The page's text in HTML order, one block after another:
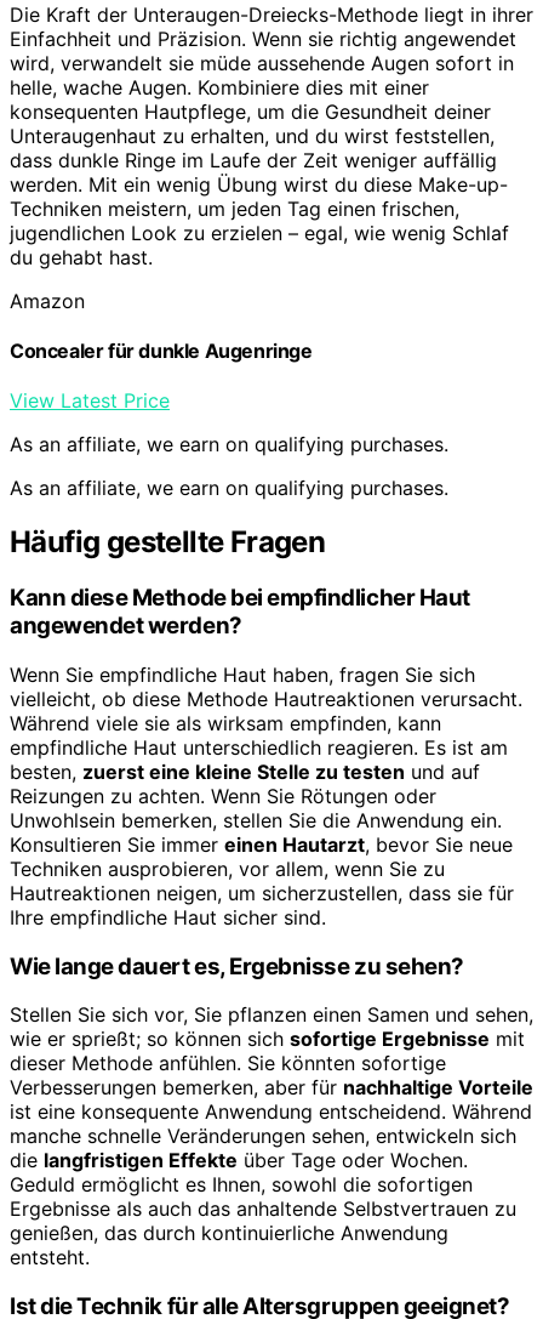
Die Kraft der Unteraugen-Dreiecks-Methode liegt in ihrer
Einfachheit und Präzision. Wenn sie richtig angewendet
wird, verwandelt sie müde aussehende Augen sofort in
helle, wache Augen. Kombiniere dies mit einer
konsequenten Hautpflege, um die Gesundheit deiner
Unteraugenhaut zu erhalten, und du wirst feststellen,
dass dunkle Ringe im Laufe der Zeit weniger auffällig
werden. Mit ein wenig Übung wirst du diese Make-up-
Techniken meistern, um jeden Tag einen frischen,
jugendlichen Look zu erzielen – egal, wie wenig Schlaf
du gehabt hast.
Amazon
Concealer für dunkle Augenringe
View Latest Price
As an affiliate, we earn on qualifying purchases.
As an affiliate, we earn on qualifying purchases.
Häufig gestellte Fragen
Kann diese Methode bei empfindlicher Haut
angewendet werden?
Wenn Sie empfindliche Haut haben, fragen Sie sich
vielleicht, ob diese Methode Hautreaktionen verursacht.
Während viele sie als wirksam empfinden, kann
empfindliche Haut unterschiedlich reagieren. Es ist am
besten, zuerst eine kleine Stelle zu testen und auf
Reizungen zu achten. Wenn Sie Rötungen oder
Unwohlsein bemerken, stellen Sie die Anwendung ein.
Konsultieren Sie immer einen Hautarzt, bevor Sie neue
Techniken ausprobieren, vor allem, wenn Sie zu
Hautreaktionen neigen, um sicherzustellen, dass sie für
Ihre empfindliche Haut sicher sind.
Wie lange dauert es, Ergebnisse zu sehen?
Stellen Sie sich vor, Sie pflanzen einen Samen und sehen,
wie er sprießt; so können sich sofortige Ergebnisse mit
dieser Methode anfühlen. Sie könnten sofortige
Verbesserungen bemerken, aber für nachhaltige Vorteile
ist eine konsequente Anwendung entscheidend. Während
manche schnelle Veränderungen sehen, entwickeln sich
die langfristigen Effekte über Tage oder Wochen.
Geduld ermöglicht es Ihnen, sowohl die sofortigen
Ergebnisse als auch das anhaltende Selbstvertrauen zu
genießen, das durch kontinuierliche Anwendung
entsteht.
Ist die Technik für alle Altersgruppen geeignet?